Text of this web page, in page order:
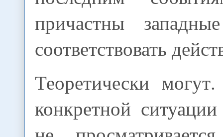
причастны
соответствовать
Теоретически
конкретной